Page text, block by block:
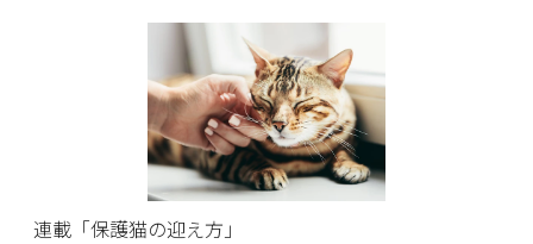
連載「保護猫の迎え方」